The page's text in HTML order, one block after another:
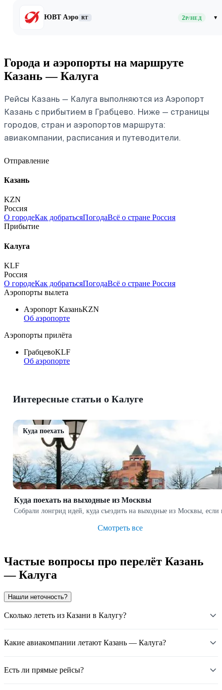
ЮВТ Аэро RT 2Р/НЕД ▾
Города и аэропорты на маршруте
Казань — Калуга
Рейсы Казань — Калуга выполняются из Аэропорт
Казань с прибытием в Грабцево. Ниже — страницы
городов, стран и аэропортов маршрута:
авиакомпании, расписания и путеводители.
Отправление
Казань
KZN
Россия
О городеКак добратьсяПогодаВсё о стране Россия
Прибытие
Калуга
KLF
Россия
О городеКак добратьсяПогодаВсё о стране Россия
Аэропорты вылета
Аэропорт КазаньKZN
Об аэропорте
Аэропорты прилёта
ГрабцевоKLF
Об аэропорте
Интересные статьи о Калуге
Куда поехать
Куда поехать на выходные из Москвы
Собрали лонгрид идей, куда съездить на выходные из Москвы,
Смотреть все
Частые вопросы про перелёт Казань
— Калуга
Нашли неточность?
Сколько лететь из Казани в Калугу?
Какие авиакомпании летают Казань — Калуга?
Есть ли прямые рейсы?